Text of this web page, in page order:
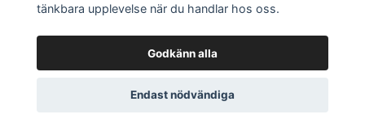
© 2026 mikefashion.se
tänkbara upplevelse när du handlar hos oss.
Godkänn alla
Endast nödvändiga